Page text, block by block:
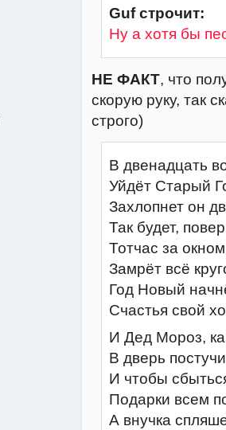
Guf строчит:
Ну а хотя бы
НЕ ФАКТ, что
скорую руку, так
строго)
В двенадцать
Уйдёт Старый
Захлопнет он
Так будет,
Тотчас за окном
Замрёт всё
Год Новый
Счастья свой
И Дед Мороз,
В дверь
И чтобы
Подарки всем
А внучка